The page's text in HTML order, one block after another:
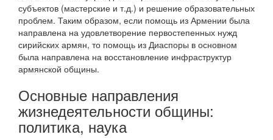
субъектов (мастерские и т.д.) и решение образовательных
проблем. Таким образом, если помощь из Армении была
направлена на удовлетворение первостепенных нужд
сирийских армян, то помощь из Диаспоры в основном
была направлена на восстановление инфраструктур
армянской общины.
Основные направления
жизнедеятельности общины:
политика, наука